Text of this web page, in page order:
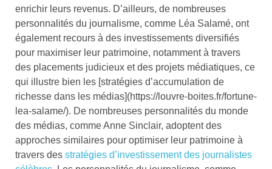
enrichir leurs revenus. D’ailleurs, de nombreuses
personnalités du journalisme, comme Léa Salamé, ont
également recours à des investissements diversifiés
pour maximiser leur patrimoine, notamment à travers
des placements judicieux et des projets médiatiques, ce
qui illustre bien les [stratégies d’accumulation de
richesse dans les médias](https://louvre-boites.fr/fortune-
lea-salame/). De nombreuses personnalités du monde
des médias, comme Anne Sinclair, adoptent des
approches similaires pour optimiser leur patrimoine à
travers des stratégies d’investissement des journalistes